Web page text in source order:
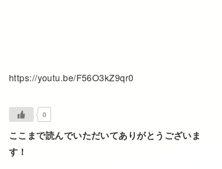
https://youtu.be/F56O3kZ9qr0
0
ここまで読んでいただいてありがとうございま
す！